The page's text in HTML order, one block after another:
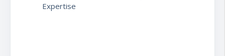
Expertise